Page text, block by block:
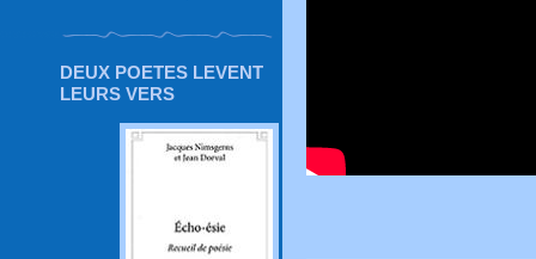
DEUX POETES LEVENT
LEURS VERS